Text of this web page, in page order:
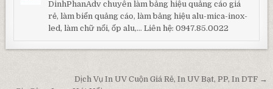
DinhPhanAdv chuyên làm bảng hiệu quảng cáo giá
rẻ, làm biển quảng cáo, làm bảng hiệu alu-mica-inox-
led, làm chữ nổi, ốp alu,... Liên hệ: 0947.85.0022
Điều hướng bài viết
Dịch Vụ In UV Cuộn Giá Rẻ, In UV Bạt, PP, In DTF →